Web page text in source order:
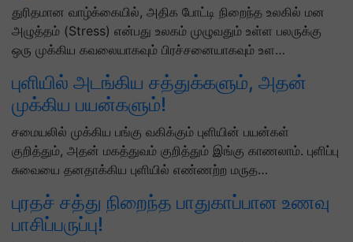
துரிதமான வாழ்க்கையில், அதிக போட்டி நிறைந்த உலகில் மன
அழுத்தம் (Stress) என்பது உலகம் முழுவதும் உள்ள பலருக்கு
ஒரு முக்கிய கவலையாகவும் பிரச்சனையாகவும் உள…
புளியில் அடங்கிய சத்துக்களும், அதன்
முக்கிய பயன்களும்!
சமையலில் முக்கிய பங்கு வகிக்கும் புளியின் பயன்கள்
குறித்தும், அதன் மகத்துவம் குறித்தும் இங்கு காணலாம். புளிப்பு
சுவையை தனதாக்கிய புளியில் எண்ணற்ற மருத…
புரதச் சத்து நிறைந்த பாதுகாப்பான உணவு
பாசிப்பருப்பு!